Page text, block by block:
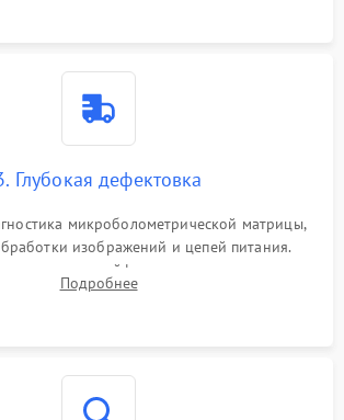
Глубокая дефектовка
микроболометрической матрицы,
изображений и цепей питания.
шлейфов, модуля памяти и
Выявление сгоревших SMD-компонентов
Подробнее